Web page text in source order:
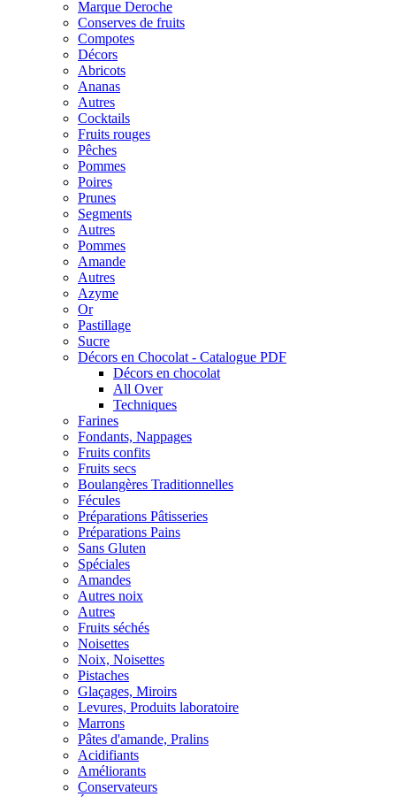
Marque Deroche
Conserves de fruits
Compotes
Décors
Abricots
Ananas
Autres
Cocktails
Fruits rouges
Pêches
Pommes
Poires
Prunes
Segments
Autres
Pommes
Amande
Autres
Azyme
Or
Pastillage
Sucre
Décors en Chocolat - Catalogue PDF
Décors en chocolat
All Over
Techniques
Farines
Fondants, Nappages
Fruits confits
Fruits secs
Boulangères Traditionnelles
Fécules
Préparations Pâtisseries
Préparations Pains
Sans Gluten
Spéciales
Amandes
Autres noix
Autres
Fruits séchés
Noisettes
Noix, Noisettes
Pistaches
Glaçages, Miroirs
Levures, Produits laboratoire
Marrons
Pâtes d'amande, Pralins
Acidifiants
Améliorants
Conservateurs